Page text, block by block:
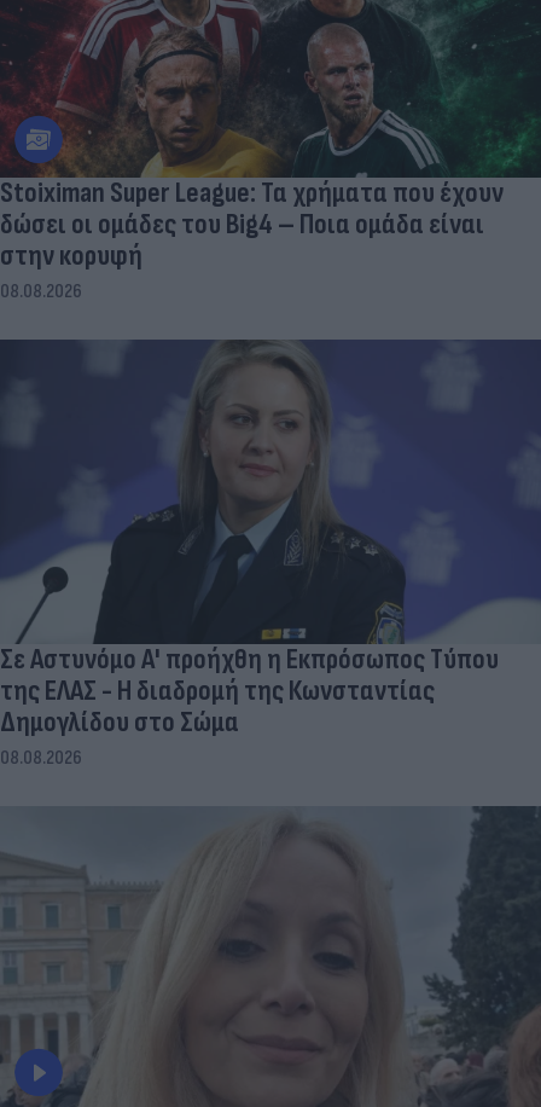
Stoiximan Super League: Τα χρήματα που έχουν
δώσει οι ομάδες του Big4 – Ποια ομάδα είναι
στην κορυφή
08.08.2026
Σε Αστυνόμο Α' προήχθη η Εκπρόσωπος Τύπου
της ΕΛΑΣ - Η διαδρομή της Κωνσταντίας
Δημογλίδου στο Σώμα
08.08.2026